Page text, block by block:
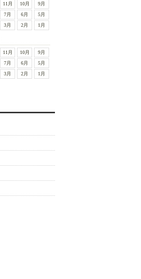
11月 10月
9月
7月 6月
5月
3月 2月 1月
11月 10月
9月
7月 6月
5月
3月 2月 1月